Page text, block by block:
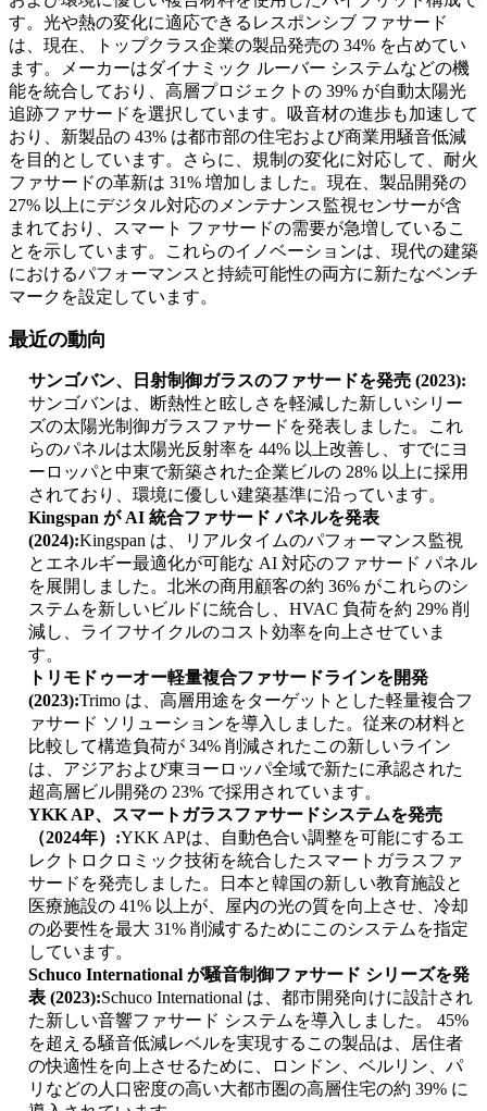
す。光や熱の変化に適応できるレスポンシブ ファサード
は、現在、トップクラス企業の製品発売の 34% を占めてい
ます。メーカーはダイナミック ルーバー システムなどの機
能を統合しており、高層プロジェクトの 39% が自動太陽光
追跡ファサードを選択しています。吸音材の進歩も加速して
おり、新製品の 43% は都市部の住宅および商業用騒音低減
を目的としています。さらに、規制の変化に対応して、耐火
ファサードの革新は 31% 増加しました。現在、製品開発の
27% 以上にデジタル対応のメンテナンス監視センサーが含
まれており、スマート ファサードの需要が急増しているこ
とを示しています。これらのイノベーションは、現代の建築
におけるパフォーマンスと持続可能性の両方に新たなベンチ
マークを設定しています。
最近の動向
サンゴバン、日射制御ガラスのファサードを発売 (2023):
サンゴバンは、断熱性と眩しさを軽減した新しいシリー
ズの太陽光制御ガラスファサードを発表しました。これ
らのパネルは太陽光反射率を 44% 以上改善し、すでにヨ
ーロッパと中東で新築された企業ビルの 28% 以上に採用
されており、環境に優しい建築基準に沿っています。
Kingspan が AI 統合ファサード パネルを発表
(2024):Kingspan は、リアルタイムのパフォーマンス監視
とエネルギー最適化が可能な AI 対応のファサード パネル
を展開しました。北米の商用顧客の約 36% がこれらのシ
ステムを新しいビルドに統合し、HVAC 負荷を約 29% 削
減し、ライフサイクルのコスト効率を向上させていま
す。
トリモドゥーオー軽量複合ファサードラインを開発
(2023):Trimo は、高層用途をターゲットとした軽量複合フ
ァサード ソリューションを導入しました。従来の材料と
比較して構造負荷が 34% 削減されたこの新しいライン
は、アジアおよび東ヨーロッパ全域で新たに承認された
超高層ビル開発の 23% で採用されています。
YKK AP、スマートガラスファサードシステムを発売
（2024年）:YKK APは、自動色合い調整を可能にするエ
レクトロクロミック技術を統合したスマートガラスファ
サードを発売しました。日本と韓国の新しい教育施設と
医療施設の 41% 以上が、屋内の光の質を向上させ、冷却
の必要性を最大 31% 削減するためにこのシステムを指定
しています。
Schuco International が騒音制御ファサード シリーズを発
表 (2023):Schuco International は、都市開発向けに設計され
た新しい音響ファサード システムを導入しました。 45%
を超える騒音低減レベルを実現するこの製品は、居住者
の快適性を向上させるために、ロンドン、ベルリン、パ
リなどの人口密度の高い大都市圏の高層住宅の約 39% に